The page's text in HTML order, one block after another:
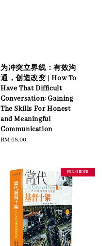
为冲突立界线：有效沟
通，创造改变 | How To
Have That Difficult
Conversation: Gaining
The Skills For Honest
and Meaningful
Communication
Regular
RM 68.00
PRE-ORDER